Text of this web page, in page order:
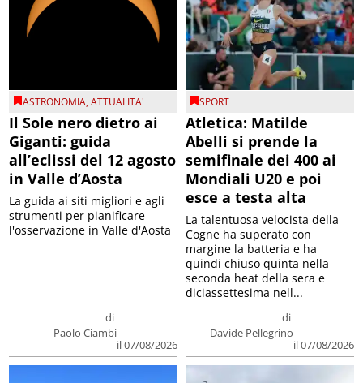
ASTRONOMIA,ATTUALITA'
Il Sole nero dietro ai
Giganti: guida
all’eclissi del 12 agosto
in Valle d’Aosta
di
Paolo Ciambi
il 07/08/2026
La guida ai siti migliori e agli
strumenti per pianificare
l'osservazione in Valle d'Aosta
SPORT
Atletica: Matilde
Abelli si prende la
semifinale dei 400 ai
Mondiali U20 e poi
esce a testa alta
di
Davide Pellegrino
il 07/08/2026
La talentuosa velocista della
Cogne ha superato con
margine la batteria e ha
quindi chiuso quinta nella
seconda heat della sera e
diciassettesima nell...